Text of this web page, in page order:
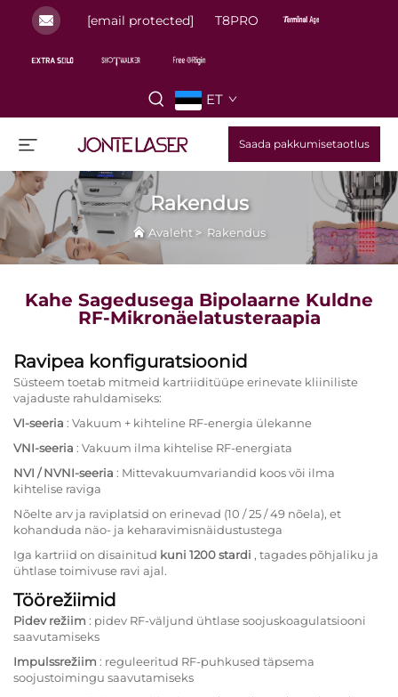
[email protected] T8PRO
ET
Saada pakkumisetaotlus
Rakendus
Avaleht > Rakendus
Kahe Sagedusega Bipolaarne Kuldne
RF-Mikronäelatusteraapia
Ravipea konfiguratsioonid
Süsteem toetab mitmeid kartriiditüüpe erinevate kliiniliste
vajaduste rahuldamiseks:
VI-seeria : Vakuum + kihteline RF-energia ülekanne
VNI-seeria : Vakuum ilma kihtelise RF-energiata
NVI / NVNI-seeria : Mittevakuumvariandid koos või ilma
kihtelise raviga
Nõelte arv ja raviplatsid on erinevad (10 / 25 / 49 nõela), et
kohanduda näo- ja keharavimisnäidustustega
Iga kartriid on disainitud kuni 1200 stardi , tagades põhjaliku ja
ühtlase toimivuse ravi ajal.
Töörežiimid
Pidev režiim : pidev RF-väljund ühtlase soojuskoagulatsiooni
saavutamiseks
Impulssrežiim : reguleeritud RF-puhkused täpsema
soojustoimingu saavutamiseks